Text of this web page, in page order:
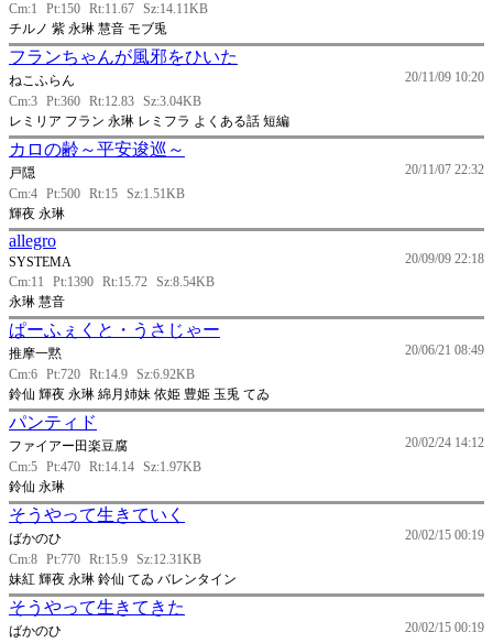
Cm:1
Pt:150 Rt:11.67 Sz:14.11KB
チルノ 紫 永琳 慧音 モブ兎
フランちゃんが風邪をひいた
20/11/09 10:20
ねこふらん
Cm:3 Pt:360 Rt:12.83 Sz:3.04KB
レミリア フラン 永琳 レミフラ よくある話 短編
カロの齢～平安逡巡～
20/11/07 22:32
戸隠
Cm:4 Pt:500 Rt:15 Sz:1.51KB
輝夜 永琳
allegro
20/09/09 22:18
SYSTEMA
Cm:11
Pt:1390 Rt:15.72 Sz:8.54KB
永琳 慧音
ぱーふぇくと・うさじゃー
20/06/21 08:49
推摩一黙
Cm:6 Pt:720 Rt:14.9 Sz:6.92KB
鈴仙 輝夜 永琳 綿月姉妹 依姫 豊姫 玉兎 てゐ
パンティド
20/02/24 14:12
ファイアー田楽豆腐
Cm:5 Pt:470 Rt:14.14 Sz:1.97KB
鈴仙 永琳
そうやって生きていく
20/02/15 00:19
ばかのひ
Cm:8 Pt:770 Rt:15.9 Sz:12.31KB
妹紅 輝夜 永琳 鈴仙 てゐ バレンタイン
そうやって生きてきた
20/02/15 00:19
ばかのひ